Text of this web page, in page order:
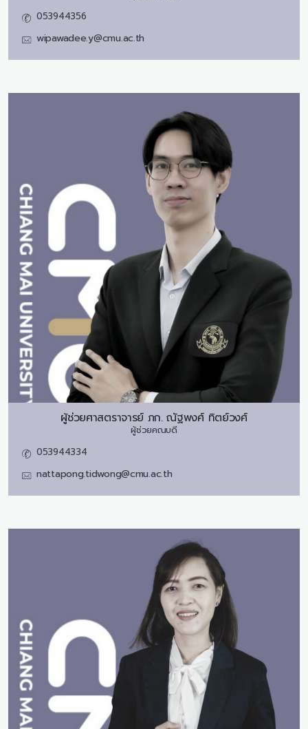
053944356
wipawadee.y@cmu.ac.th
ผู้ช่วยศาสตราจารย์ ภก. ณัฐพงศ์ ทิตย์วงศ์
ผู้ช่วยคณบดี
053944334
nattapong.tidwong@cmu.ac.th